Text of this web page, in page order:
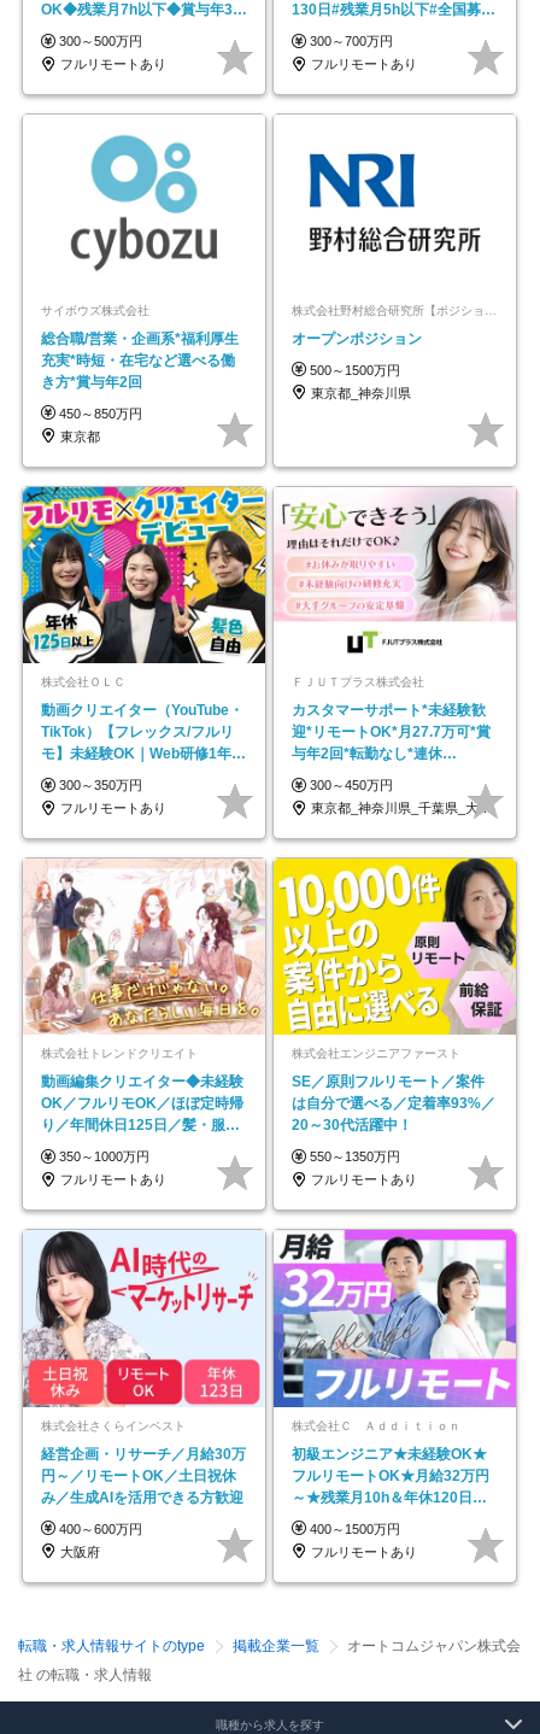
OK◆残業月7h以下◆賞与年3回
◆5年目まで必ず昇給
300～500万円
フルリモートあり
130日#残業月5h以下#全国募集
#最大1年の研修
300～700万円
フルリモートあり
サイボウズ株式会社
総合職/営業・企画系*福利厚生
充実*時短・在宅など選べる働
き方*賞与年2回
450～850万円
東京都
オープンポジション
500～1500万円
東京都_神奈川県
株式会社ＯＬＣ
動画クリエイター（YouTube・
TikTok）【フレックス/フルリ
モ】未経験OK｜Web研修1年間
｜副業OK
300～350万円
フルリモートあり
ＦＪＵＴプラス株式会社
カスタマーサポート*未経験歓
迎*リモートOK*月27.7万可*賞
与年2回*転勤なし*連休
OK/ZE010232
300～450万円
東京都_神奈川県_千葉県_大阪府_愛知県…
株式会社トレンドクリエイト
動画編集クリエイター◆未経験
OK／フルリモOK／ほぼ定時帰
り／年間休日125日／髪・服・
ネイル自由／副業OK
350～1000万円
フルリモートあり
株式会社エンジニアファースト
SE／原則フルリモート／案件
は自分で選べる／定着率93%／
20～30代活躍中！
550～1350万円
フルリモートあり
株式会社さくらインベスト
経営企画・リサーチ／月給30万
円～／リモートOK／土日祝休
み／生成AIを活用できる方歓迎
400～600万円
大阪府
株式会社Ｃ Ａｄｄｉｔｉｏｎ
初級エンジニア★未経験OK★
フルリモートOK★月給32万円
～★残業月10h＆年休120日以
上★副業可
400～1500万円
フルリモートあり
転職・求人情報サイトのtype 掲載企業一覧
オートコムジャパン株式会
社 の転職・求人情報
職種から求人を探す